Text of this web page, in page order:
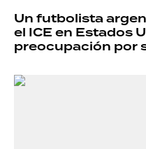
Un futbolista
el ICE en Estados
preocupación por